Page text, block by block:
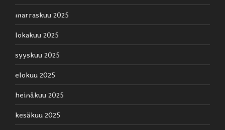
marraskuu 2025
lokakuu 2025
syyskuu 2025
elokuu 2025
heinäkuu 2025
kesäkuu 2025